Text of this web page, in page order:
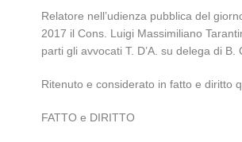
Relatore nell’udienza pubblica del
2017 il Cons. Luigi Massimiliano
parti gli avvocati T. D’A. su delega di B.
Ritenuto e considerato in fatto e diritto
FATTO e DIRITTO